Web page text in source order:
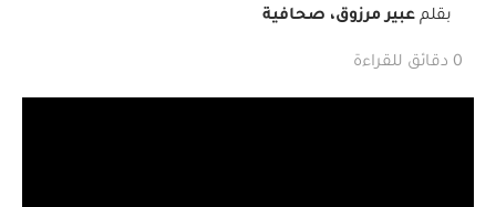
بقلم عبير مرزوق، صحافية
0 دقائق للقراءة